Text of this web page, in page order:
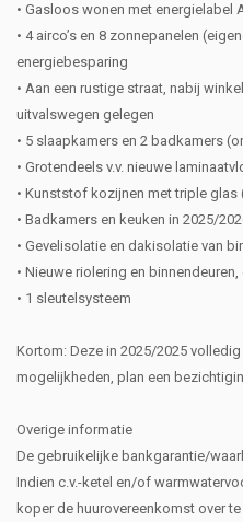
• Gasloos wonen met energielabel
• 4 airco’s en 8 zonnepanelen
energiebesparing
• Aan een rustige straat, nabij
uitvalswegen gelegen
• 5 slaapkamers en 2 badkamers
• Grotendeels v.v. nieuwe
• Kunststof kozijnen met triple glas
• Badkamers en keuken in 2025/
• Gevelisolatie en dakisolatie van
• Nieuwe riolering en
• 1 sleutelsysteem
Kortom: Deze in 2025/2025
mogelijkheden, plan een
Overige informatie
De gebruikelijke bankgarantie/
Indien c.v.-ketel en/of
koper de huurovereenkomst over te